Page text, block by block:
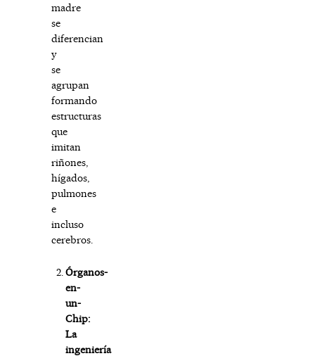
madre
se
diferencian
y
se
agrupan
formando
estructuras
que
imitan
riñones,
hígados,
pulmones
e
incluso
cerebros.
Órganos-
en-
un-
Chip:
La
ingeniería